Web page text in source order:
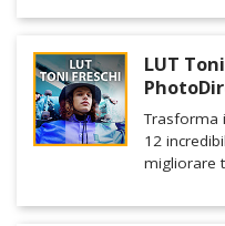
LUT
Trasforma
12
migliorare